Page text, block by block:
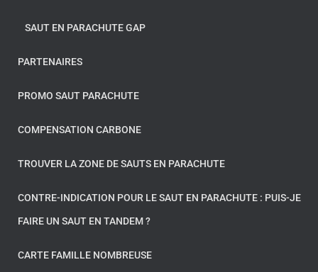
SAUT EN PARACHUTE GAP
PARTENAIRES
PROMO SAUT PARACHUTE
COMPENSATION CARBONE
TROUVER LA ZONE DE SAUTS EN PARACHUTE
CONTRE-INDICATION POUR LE SAUT EN PARACHUTE : PUIS-JE
FAIRE UN SAUT EN TANDEM ?
CARTE FAMILLE NOMBREUSE